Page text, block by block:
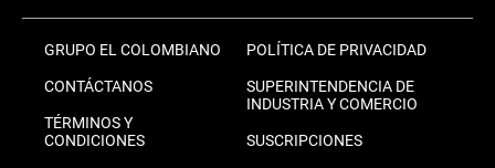
GRUPO EL COLOMBIANO
CONTÁCTANOS
TÉRMINOS Y
CONDICIONES
POLÍTICA DE PRIVACIDAD
SUPERINTENDENCIA DE
INDUSTRIA Y COMERCIO
SUSCRIPCIONES